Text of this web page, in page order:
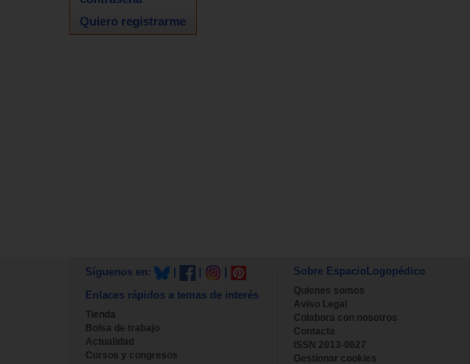
Quiero registrarme
Síguenos en:
Enlaces rápidos a temas de interés
Tienda
Bolsa de trabajo
Actualidad
Cursos y congresos
Sobre EspacioLogopédico
Quienes somos
Aviso Legal
Colabora con nosotros
Contacta
ISSN 2013-0627
Gestionar cookies